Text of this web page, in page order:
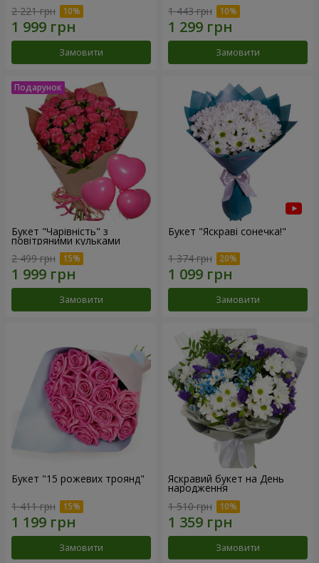
2 221 грн
Замовити
1 443 грн
Замовити
Букет "Чарівність" з
повітряними кульками
2 499 грн
Замовити
Букет "Яскраві сонечка!"
1 374 грн
Замовити
Букет "15 рожевих троянд"
1 411 грн
Замовити
Яскравий букет на День
народження
1 510 грн
Замовити